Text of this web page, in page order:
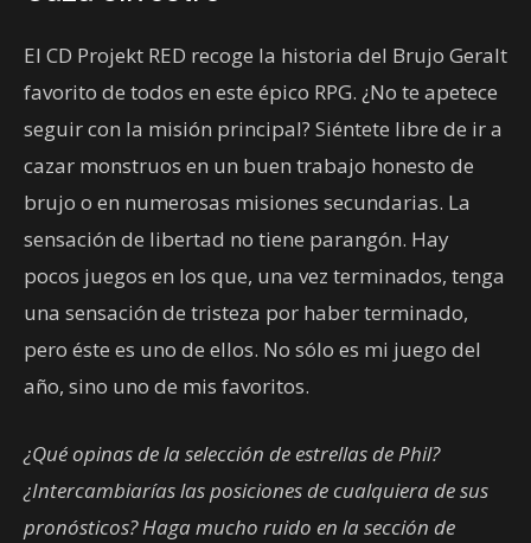
El CD Projekt RED recoge la historia del Brujo Geralt
favorito de todos en este épico RPG. ¿No te apetece
seguir con la misión principal? Siéntete libre de ir a
cazar monstruos en un buen trabajo honesto de
brujo o en numerosas misiones secundarias. La
sensación de libertad no tiene parangón. Hay
pocos juegos en los que, una vez terminados, tenga
una sensación de tristeza por haber terminado,
pero éste es uno de ellos. No sólo es mi juego del
año, sino uno de mis favoritos.
¿Qué opinas de la selección de estrellas de Phil?
¿Intercambiarías las posiciones de cualquiera de sus
pronósticos? Haga mucho ruido en la sección de